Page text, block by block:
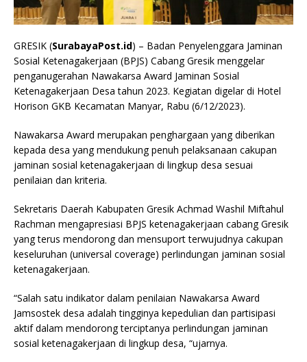
GRESIK (SurabayaPost.id) – Badan Penyelenggara Jaminan
Sosial Ketenagakerjaan (BPJS) Cabang Gresik menggelar
penganugerahan Nawakarsa Award Jaminan Sosial
Ketenagakerjaan Desa tahun 2023. Kegiatan digelar di Hotel
Horison GKB Kecamatan Manyar, Rabu (6/12/2023).
Nawakarsa Award merupakan penghargaan yang diberikan
kepada desa yang mendukung penuh pelaksanaan cakupan
jaminan sosial ketenagakerjaan di lingkup desa sesuai
penilaian dan kriteria.
Sekretaris Daerah Kabupaten Gresik Achmad Washil Miftahul
Rachman mengapresiasi BPJS ketenagakerjaan cabang Gresik
yang terus mendorong dan mensuport terwujudnya cakupan
keseluruhan (universal coverage) perlindungan jaminan sosial
ketenagakerjaan.
“Salah satu indikator dalam penilaian Nawakarsa Award
Jamsostek desa adalah tingginya kepedulian dan partisipasi
aktif dalam mendorong terciptanya perlindungan jaminan
sosial ketenagakerjaan di lingkup desa, “ujarnya.